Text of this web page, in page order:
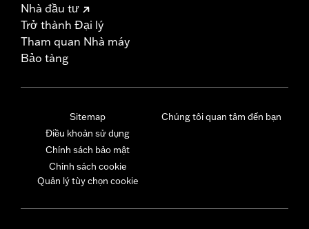
Nhà đầu tư
Trở thành Đại lý
Tham quan Nhà máy
Bảo tàng
Sitemap
Điều khoản sử dụng
Chính sách bảo mật
Chính sách cookie
Quản lý tùy chọn cookie
Chúng tôi quan tâm đến bạn